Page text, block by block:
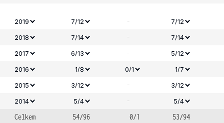
2019 7/12 -
7/12
2018
7/14 -
7/14
2017
6/13 -
5/12
2016
1/8 0/1
1/7
2015
3/12 -
3/12
2014
5/4 - 5/4
Celkem 54/96 0/1 53/94